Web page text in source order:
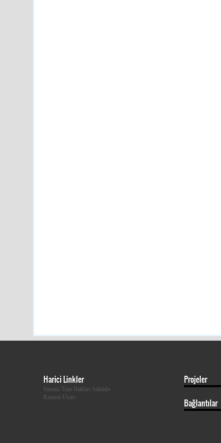
Harici Linkler
Sitenin Tüm Hakları Saklıdır
Kanuni Uyarı
Projeler
Bağlantılar